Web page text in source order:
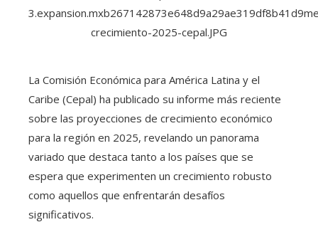
La Comisión Económica para América Latina y el
Caribe (Cepal) ha publicado su informe más reciente
sobre las proyecciones de crecimiento económico
para la región en 2025, revelando un panorama
variado que destaca tanto a los países que se
espera que experimenten un crecimiento robusto
como aquellos que enfrentarán desafíos
significativos.